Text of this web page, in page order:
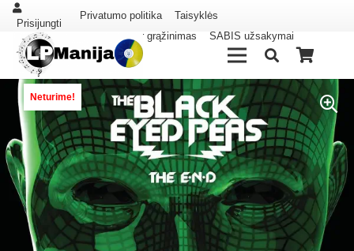
Prisijungti
Privatumo politika
Taisyklės
Pristatymas ir grąžinimas
SABIS užsakymai
Neturime!